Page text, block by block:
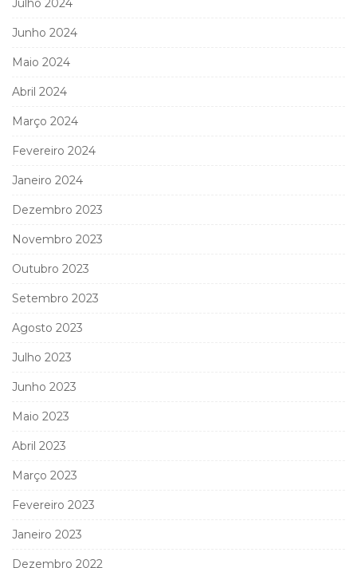
Julho 2024
Junho 2024
Maio 2024
Abril 2024
Março 2024
Fevereiro 2024
Janeiro 2024
Dezembro 2023
Novembro 2023
Outubro 2023
Setembro 2023
Agosto 2023
Julho 2023
Junho 2023
Maio 2023
Abril 2023
Março 2023
Fevereiro 2023
Janeiro 2023
Dezembro 2022